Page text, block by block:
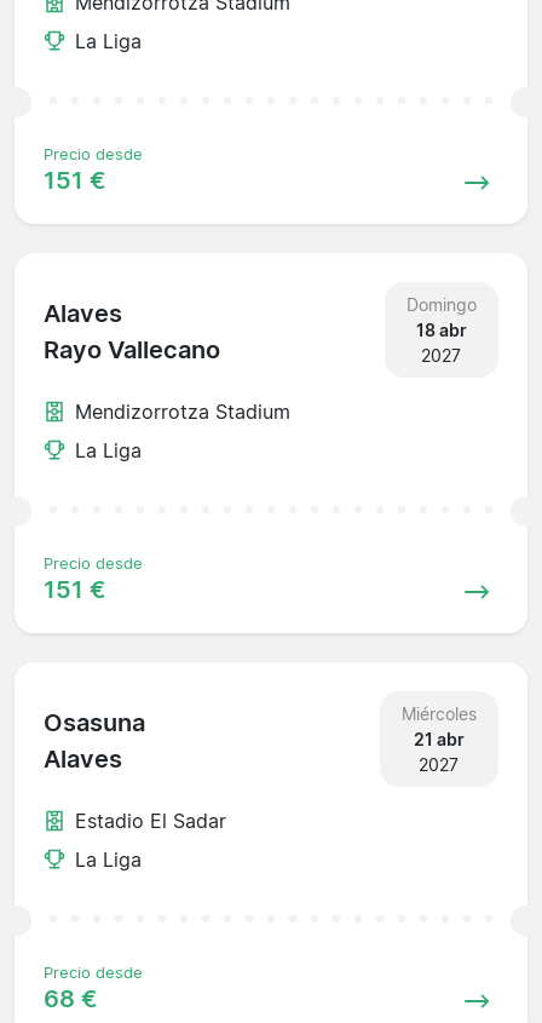
La Liga
Precio desde
151 €
Alaves
Rayo Vallecano
Domingo
18 abr
2027
Mendizorrotza Stadium
La Liga
Precio desde
151 €
Osasuna
Alaves
Miércoles
21 abr
2027
Estadio El Sadar
La Liga
Precio desde
68 €